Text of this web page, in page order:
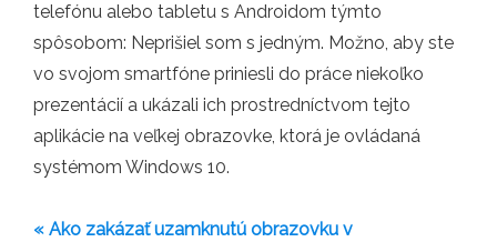
telefónu alebo tabletu s Androidom týmto
spôsobom: Neprišiel som s jedným. Možno, aby ste
vo svojom smartfóne priniesli do práce niekoľko
prezentácií a ukázali ich prostredníctvom tejto
aplikácie na veľkej obrazovke, ktorá je ovládaná
systémom Windows 10.
« Ako zakázať uzamknutú obrazovku v